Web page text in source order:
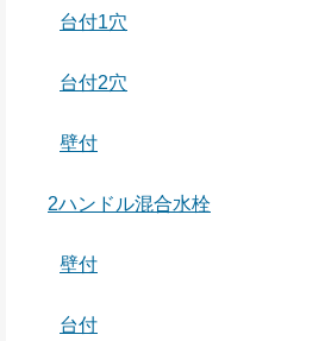
台付1穴
台付2穴
壁付
2ハンドル混合水栓
壁付
台付